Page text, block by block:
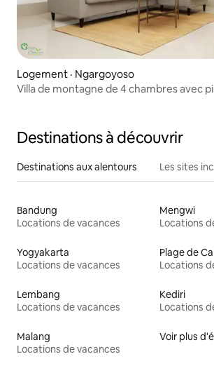
Logement · Ngargoyoso
Villa de montagne de 4 chambres avec
Destinations à découvrir
Destinations aux alentours Les sites
Bandung
Locations de vacances
Mengwi
Locations
Yogyakarta
Locations de vacances
Plage de
Locations
Lembang
Locations de vacances
Kediri
Locations
Malang
Locations de vacances
Voir plus